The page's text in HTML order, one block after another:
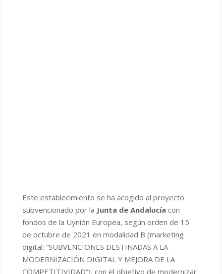
Este establecimiento se ha acogido al proyecto
subvencionado por la Junta de Andalucía con
fondos de la Uynión Europea, según orden de 15
de octubre de 2021 en modalidad B (marketing
digital: “SUBVENCIONES DESTINADAS A LA
MODERNIZACIÓN DIGITAL Y MEJORA DE LA
COMPETITIVIDAD”), con el objetivo de modernizar